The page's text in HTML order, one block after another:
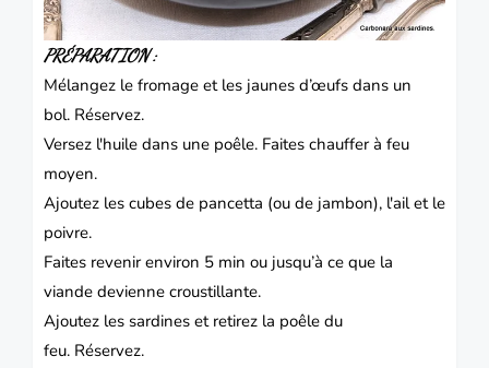
PRÉPARATION :
Mélangez le fromage et les jaunes d’œufs dans un
bol. Réservez.
Versez l'huile dans une poêle. Faites chauffer à feu
moyen.
Ajoutez les cubes de pancetta (ou de jambon), l'ail et le
poivre.
Faites revenir environ 5 min ou jusqu’à ce que la
viande devienne croustillante.
Ajoutez les sardines et retirez la poêle du
feu. Réservez.